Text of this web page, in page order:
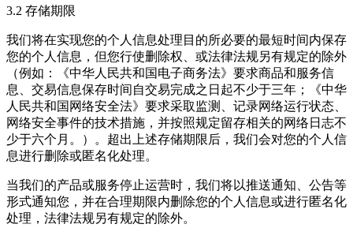
3.2 存储期限
我们将在实现您的个人信息处理目的所必要的最短时间内保存
您的个人信息，但您行使删除权、或法律法规另有规定的除外
（例如：《中华人民共和国电子商务法》要求商品和服务信
息、交易信息保存时间自交易完成之日起不少于三年；《中华
人民共和国网络安全法》要求采取监测、记录网络运行状态、
网络安全事件的技术措施，并按照规定留存相关的网络日志不
少于六个月。）。超出上述存储期限后，我们会对您的个人信
息进行删除或匿名化处理。
当我们的产品或服务停止运营时，我们将以推送通知、公告等
形式通知您，并在合理期限内删除您的个人信息或进行匿名化
处理，法律法规另有规定的除外。